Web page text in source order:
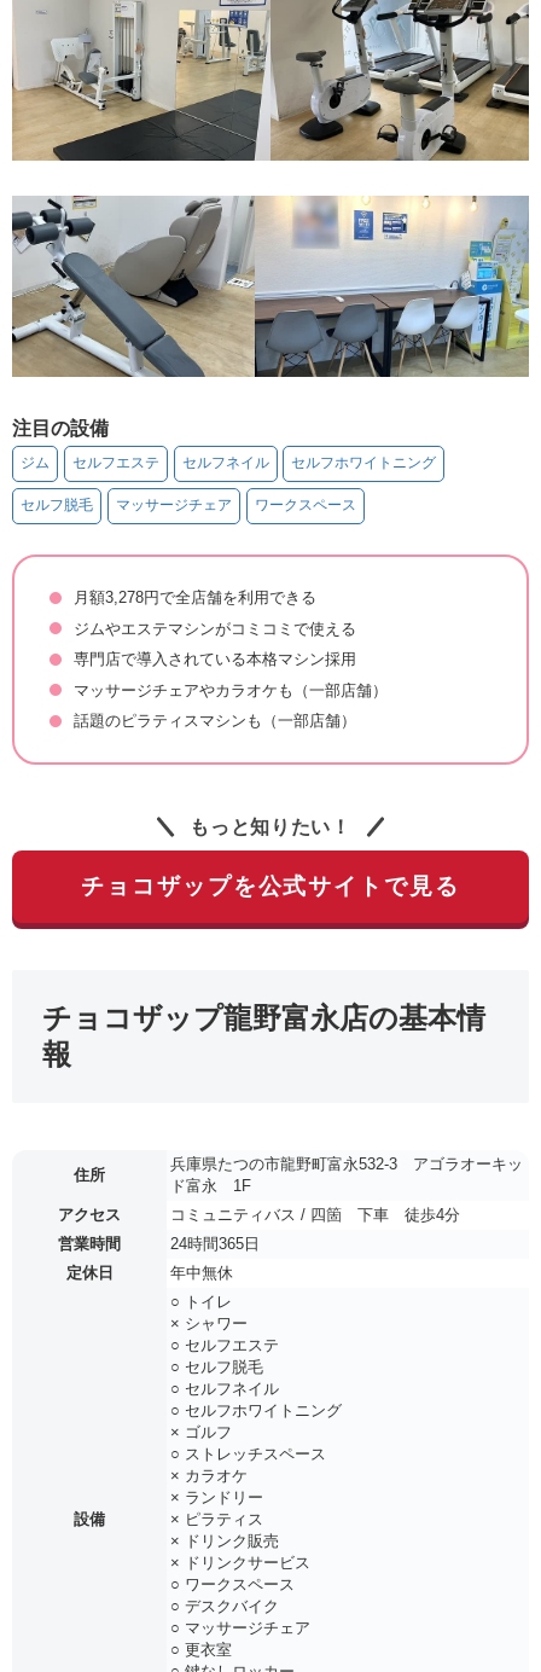
注目の設備
ジム セルフエステ セルフネイル セルフホワイトニング
セルフ脱毛 マッサージチェア ワークスペース
月額3,278円で全店舗を利用できる
ジムやエステマシンがコミコミで使える
専門店で導入されている本格マシン採用
マッサージチェアやカラオケも（一部店舗）
話題のピラティスマシンも（一部店舗）
もっと知りたい！
チョコザップを公式サイトで見る
チョコザップ龍野富永店の基本情
報
住所
兵庫県たつの市龍野町富永532-3 アゴラオーキッ
ド富永 1F
アクセス
コミュニティバス / 四箇 下車 徒歩4分
営業時間
24時間365日
定休日
年中無休
設備
○ トイレ
× シャワー
○ セルフエステ
○ セルフ脱毛
○ セルフネイル
○ セルフホワイトニング
× ゴルフ
○ ストレッチスペース
× カラオケ
× ランドリー
× ピラティス
× ドリンク販売
× ドリンクサービス
○ ワークスペース
○ デスクバイク
○ マッサージチェア
○ 更衣室